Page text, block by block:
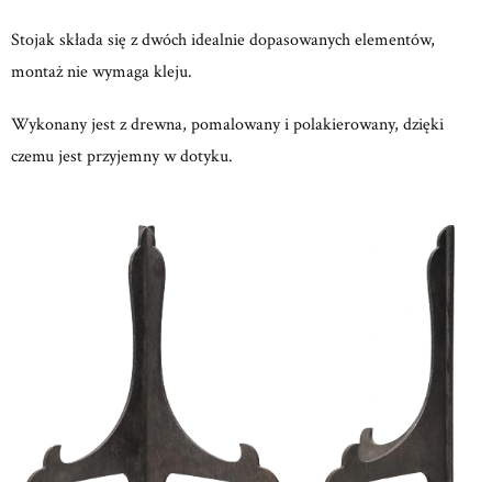
Stojak składa się z dwóch idealnie dopasowanych elementów,
montaż nie wymaga kleju.
Wykonany jest z drewna, pomalowany i polakierowany, dzięki
czemu jest przyjemny w dotyku.